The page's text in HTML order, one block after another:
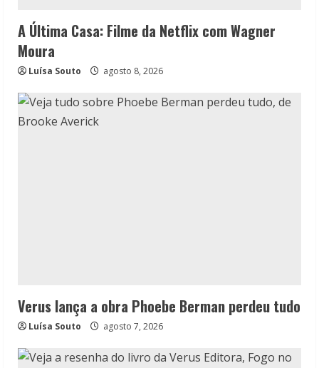
A Última Casa: Filme da Netflix com Wagner
Moura
Luísa Souto agosto 8, 2026
Verus lança a obra Phoebe Berman perdeu tudo
Luísa Souto agosto 7, 2026